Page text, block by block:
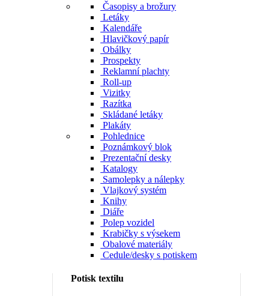
Časopisy a brožury
Letáky
Kalendáře
Hlavičkový papír
Obálky
Prospekty
Reklamní plachty
Roll-up
Vizitky
Razítka
Skládané letáky
Plakáty
Pohlednice
Poznámkový blok
Prezentační desky
Katalogy
Samolepky a nálepky
Vlajkový systém
Knihy
Diáře
Polep vozidel
Krabičky s výsekem
Obalové materiály
Cedule/desky s potiskem
Potisk textilu